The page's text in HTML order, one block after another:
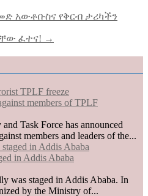
አውቶቡስና የቅርብ ታሪካችን
ፈተና! →
members of TPLF
Task Force has announced
members and leaders of the...
in Addis Ababa
was staged in Addis Ababa. In
by the Ministry of...